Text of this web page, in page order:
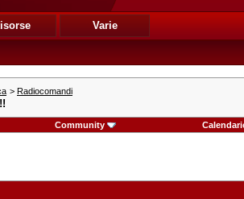
Varie
> Radiocomandi
Community